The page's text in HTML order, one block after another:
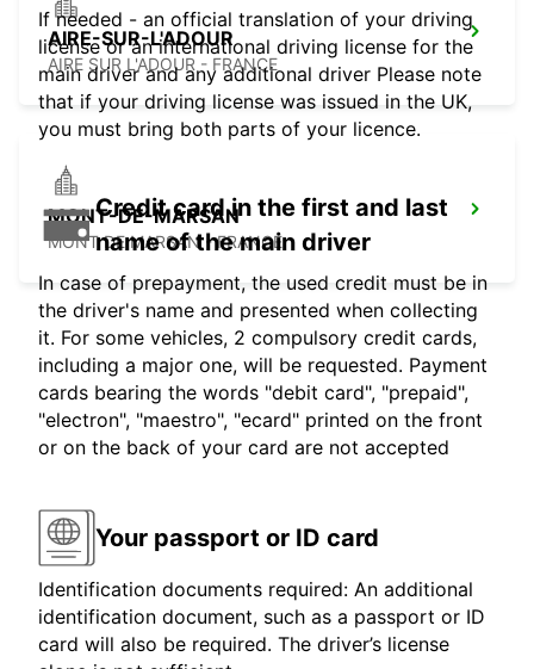
AIRE-SUR-L'ADOUR
AIRE SUR L'ADOUR - FRANCE
MONT-DE-MARSAN
MONT DE MARSAN - FRANCE
If needed - an official translation of your driving
license or an international driving license for the
main driver and any additional driver Please note
that if your driving license was issued in the UK,
you must bring both parts of your licence.
Credit card in the first and last
name of the main driver
In case of prepayment, the used credit must be in
the driver's name and presented when collecting
it. For some vehicles, 2 compulsory credit cards,
including a major one, will be requested. Payment
cards bearing the words "debit card", "prepaid",
"electron", "maestro", "ecard" printed on the front
or on the back of your card are not accepted
Your passport or ID card
Identification documents required: An additional
identification document, such as a passport or ID
card will also be required. The driver’s license